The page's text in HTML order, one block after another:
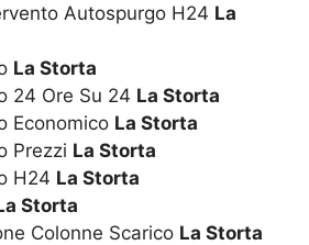
Autospurgo H24 La
La Storta
24 Ore Su 24 La Storta
Economico La Storta
Prezzi La Storta
H24 La Storta
Storta
Colonne Scarico La Storta